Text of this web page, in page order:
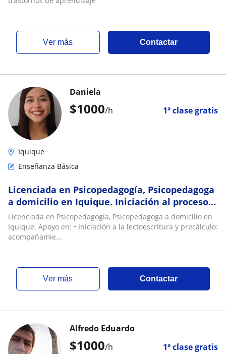
ver más Contactar
$1000/h 1ª clase gratis
Daniela
Iquique
Enseñanza Básica
Licenciada en Psicopedagogía, Psicopedagoga
a domicilio en Iquique. Iniciación al proceso
de Lectoescritura y Precálculo. Técnicas y
hábitos de estudio. Nivelación escolar de 1° a
3° Básico. Potenciación y estimulación
Licenciada en Psicopedagogía, Psicopedagoga a domicilio en
Iquique. Apoyo en: • Iniciación a la lectoescritura y precálculo:
acompañamie...
ver más Contactar
$1000/h 1ª clase gratis
Alfredo Eduardo